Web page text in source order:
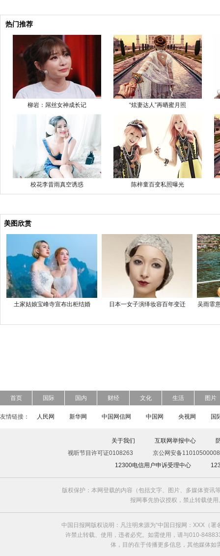
热门推荐
柳岩：屌丝女神成长记 “炫妻达人”再晒蜜月照
校花李昔雨真空诱惑 陈梓童百变私照曝光
美图欣赏
土家姑娘宝峰寺宣布出柜结婚 日本一女子演绎妆容百年变迁 吴雨霏
首页 国际 国内 财经 文化 生活 图片
友情链接： 人民网 新华网 中国网信网 中国网 央视网 国
关于我们 互联网举报中心
视听节目许可证0108263
京公网安备
12300电信用户申诉受理中心
版权保护：本网登载的内容（包括文字、图片、多媒体资
报网事先协议授权，禁止转载使
中国日报网版权说明：凡注明来源为“中国日报网：XXX（
许禁止转载、使用，违者必究。如需使用，请与010-
体，目的在于传播更多信息，其他媒体